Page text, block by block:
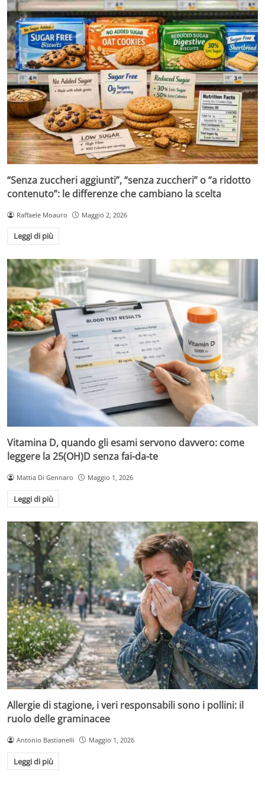
“Senza zuccheri aggiunti”, “senza zuccheri” o “a ridotto
contenuto”: le differenze che cambiano la scelta
Raffaele Moauro Maggio 2, 2026
Leggi di più
Vitamina D, quando gli esami servono davvero: come
leggere la 25(OH)D senza fai-da-te
Mattia Di Gennaro Maggio 1, 2026
Leggi di più
Allergie di stagione, i veri responsabili sono i pollini: il
ruolo delle graminacee
Antonio Bastianelli Maggio 1, 2026
Leggi di più